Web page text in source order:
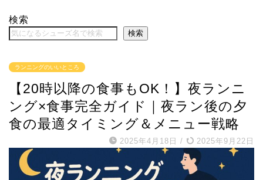
検索
検索
ランニングのいいところ
【20時以降の食事もOK！】夜ランニ
ング×食事完全ガイド｜夜ラン後の夕
食の最適タイミング＆メニュー戦略
2025年4月18日 / 2025年9月22日